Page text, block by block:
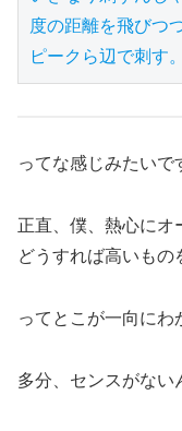
度の距離を飛びつつ
ってな感じみたいで
正直、僕、熱心にオ
どうすれば高いもの
ってとこが一向にわ
多分、センスがない